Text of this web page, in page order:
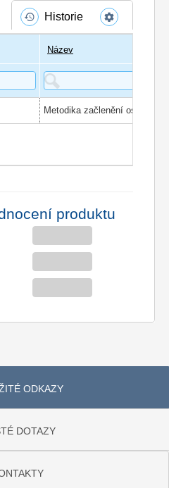
Historie
Název
produktu
ODKAZY
DOTAZY